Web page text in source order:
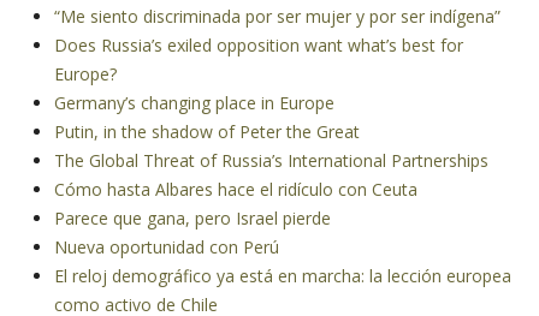
“Me siento discriminada por ser mujer y por ser indígena”
Does Russia’s exiled opposition want what’s best for
Europe?
Germany’s changing place in Europe
Putin, in the shadow of Peter the Great
The Global Threat of Russia’s International Partnerships
Cómo hasta Albares hace el ridículo con Ceuta
Parece que gana, pero Israel pierde
Nueva oportunidad con Perú
El reloj demográfico ya está en marcha: la lección europea
como activo de Chile